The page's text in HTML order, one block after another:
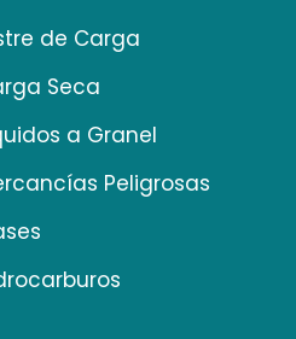
de Carga
Seca
a Granel
Peligrosas